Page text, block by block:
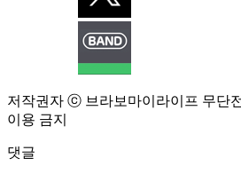
저작권자 ⓒ 브라보마이라이프 무단
이용 금지
댓글